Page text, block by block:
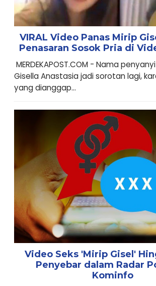
VIRAL Video Panas Mirip
Penasaran Sosok Pria di
MERDEKAPOST.COM - Nama
Gisella Anastasia jadi sorotan lagi,
yang dianggap...
Video Seks 'Mirip Gisel'
Penyebar dalam Radar
Kominfo